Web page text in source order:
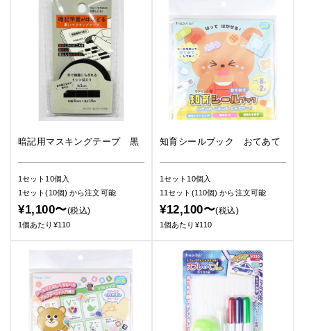
暗記用マスキングテープ 黒
1セット10個入
1セット(10個)から注文可能
¥1,100〜(税込)
1個あたり¥110
知育シールブック おてあて
1セット10個入
11セット(110個)から注文可能
¥12,100〜(税込)
1個あたり¥110